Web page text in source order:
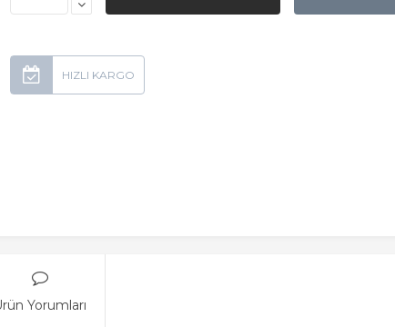
Yorumları